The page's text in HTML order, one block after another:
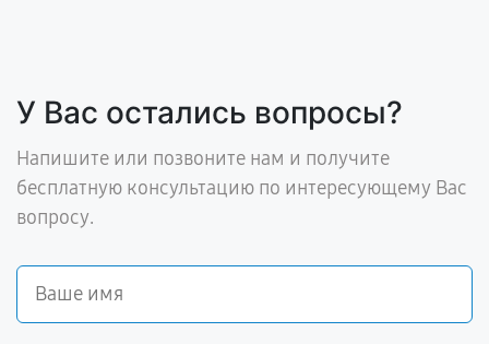
У Вас остались вопросы?
Напишите или позвоните нам и получите
бесплатную консультацию по интересующему Вас
вопросу.